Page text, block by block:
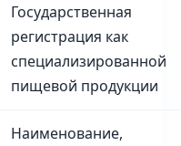
Государственная
регистрация как
специализированной
пищевой продукции
Наименование,